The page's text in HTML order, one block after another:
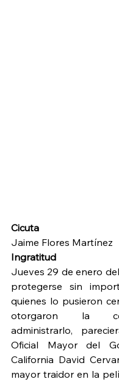
Cicuta
Jaime Flores Martínez
Ingratitud
Jueves 29 de enero
protegerse sin
quienes lo pusieron
otorgaron la
administrarlo,
Oficial Mayor del
California David
mayor traidor en la